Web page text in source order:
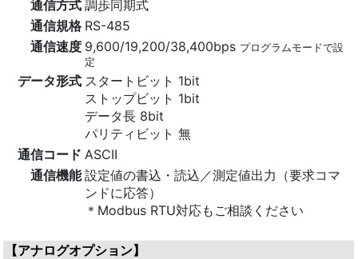
通信方式 調歩同期式
通信規格 RS-485
通信速度 9,600/19,200/38,400bps プログラムモードで設
定
データ形式 スタートビット 1bit
ストップビット 1bit
データ長 8bit
パリティビット 無
通信コード ASCII
通信機能 設定値の書込・読込／測定値出力（要求コマ
ンドに応答）
＊Modbus RTU対応もご相談ください
【アナログオプション】